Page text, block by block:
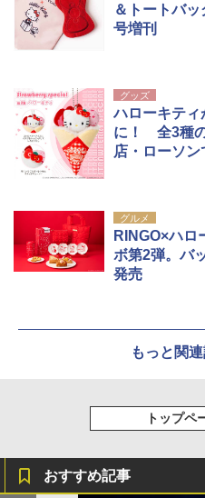
￥-
￥1,180
＆トートバ
号増刊
グッズ
ハローキティ
に！ 全3種
店・ローソン
グルメ
RINGO×ハロ
ボ第2弾。バ
発売
もっと関
トップペ
おすすめ記事